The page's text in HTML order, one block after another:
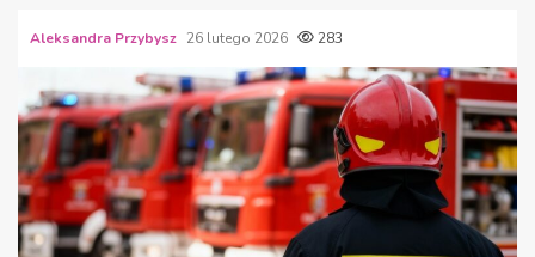
Aleksandra Przybysz 26 lutego 2026 283